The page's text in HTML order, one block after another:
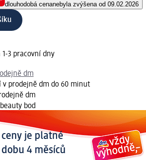
dlouhodobá cenanebyla zvýšena od 09.02.2026
3 pracovní dny
dm
v prodejně dm do 60 minut
dm
bod
je platné
4 měsíců